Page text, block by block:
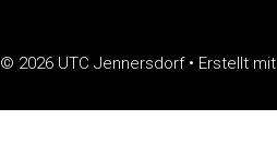
© 2026 UTC Jennersdorf• Erstellt mit